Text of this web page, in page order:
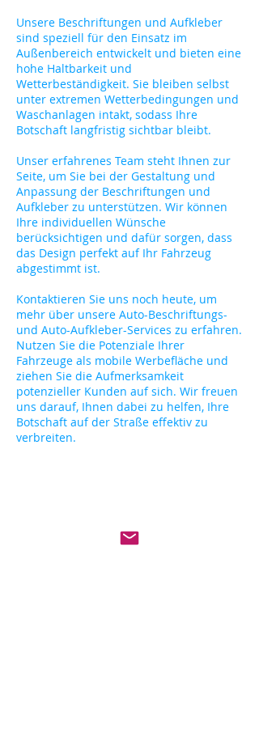
Unsere Beschriftungen und Aufkleber
sind speziell für den Einsatz im
Außenbereich entwickelt und bieten eine
hohe Haltbarkeit und
Wetterbeständigkeit. Sie bleiben selbst
unter extremen Wetterbedingungen und
Waschanlagen intakt, sodass Ihre
Botschaft langfristig sichtbar bleibt.
Unser erfahrenes Team steht Ihnen zur
Seite, um Sie bei der Gestaltung und
Anpassung der Beschriftungen und
Aufkleber zu unterstützen. Wir können
Ihre individuellen Wünsche
berücksichtigen und dafür sorgen, dass
das Design perfekt auf Ihr Fahrzeug
abgestimmt ist.
Kontaktieren Sie uns noch heute, um
mehr über unsere Auto-Beschriftungs-
und Auto-Aufkleber-Services zu erfahren.
Nutzen Sie die Potenziale Ihrer
Fahrzeuge als mobile Werbefläche und
ziehen Sie die Aufmerksamkeit
potenzieller Kunden auf sich. Wir freuen
uns darauf, Ihnen dabei zu helfen, Ihre
Botschaft auf der Straße effektiv zu
verbreiten.